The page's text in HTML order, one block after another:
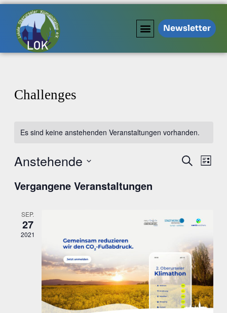
Newsletter
Challenges
Es sind keine anstehenden Veranstaltungen vorhanden.
SucheListe
Anstehende
wählen.
Vergangene Veranstaltungen
SEP.
27
2021